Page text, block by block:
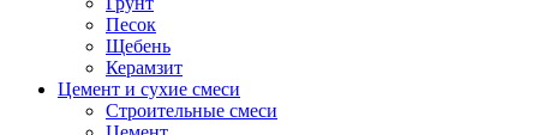
Песок
Щебень
Керамзит
Цемент и сухие смеси
Строительные смеси